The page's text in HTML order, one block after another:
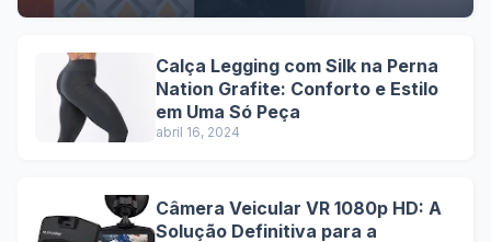
Calça Legging com Silk na Perna
Nation Grafite: Conforto e Estilo
em Uma Só Peça
abril 16, 2024
Câmera Veicular VR 1080p HD: A
Solução Definitiva para a